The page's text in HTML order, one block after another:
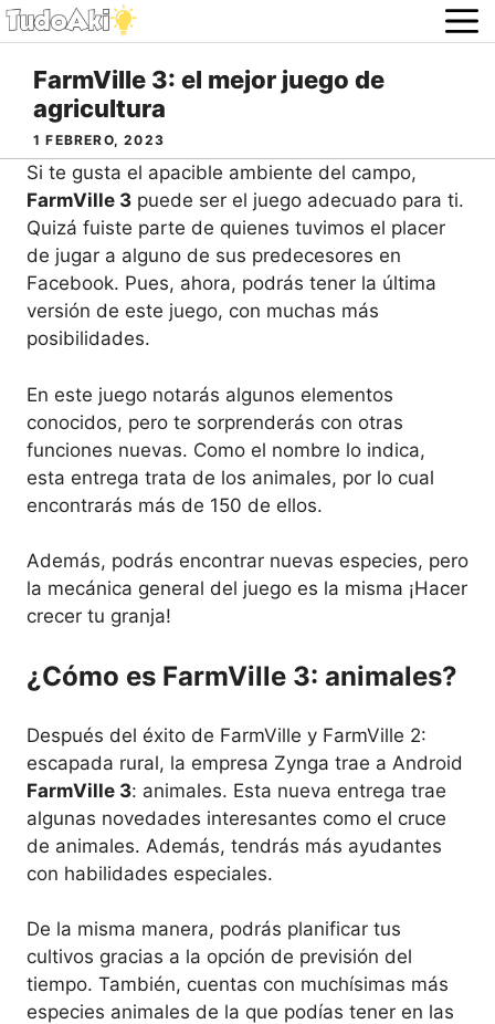
Saltar
al
contenido
FarmVille 3: el mejor juego de
agricultura
1 FEBRERO, 2023
Si te gusta el apacible ambiente del campo,
FarmVille 3 puede ser el juego adecuado para ti.
Quizá fuiste parte de quienes tuvimos el placer
de jugar a alguno de sus predecesores en
Facebook. Pues, ahora, podrás tener la última
versión de este juego, con muchas más
posibilidades.
En este juego notarás algunos elementos
conocidos, pero te sorprenderás con otras
funciones nuevas. Como el nombre lo indica,
esta entrega trata de los animales, por lo cual
encontrarás más de 150 de ellos.
Además, podrás encontrar nuevas especies, pero
la mecánica general del juego es la misma ¡Hacer
crecer tu granja!
¿Cómo es FarmVille 3: animales?
Después del éxito de FarmVille y FarmVille 2:
escapada rural, la empresa Zynga trae a Android
FarmVille 3: animales. Esta nueva entrega trae
algunas novedades interesantes como el cruce
de animales. Además, tendrás más ayudantes
con habilidades especiales.
De la misma manera, podrás planificar tus
cultivos gracias a la opción de previsión del
tiempo. También, cuentas con muchísimas más
especies animales de la que podías tener en las